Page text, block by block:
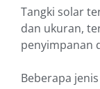
Tangki solar
dan ukuran,
penyimpanan
Beberapa